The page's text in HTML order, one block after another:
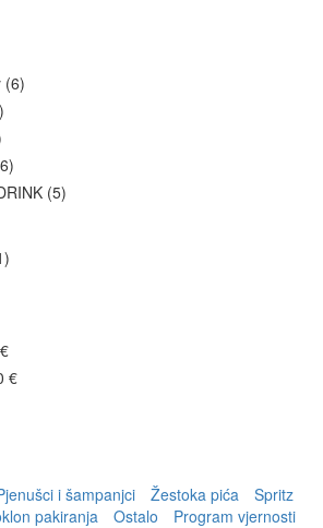
(6)
(5)
€
i šampanjci Žestoka pića
Spritz
pakiranja Ostalo
Program vjernosti